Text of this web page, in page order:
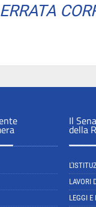
ERRATA
Il
della
LAVORI
LEGGI E